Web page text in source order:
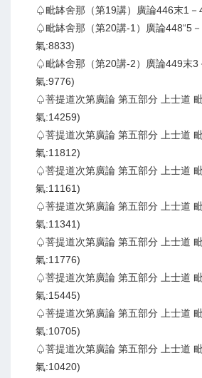
♤毗缽舍那（第19講）廣論446末1－
♤毗缽舍那（第20講-1）廣論448“5
氣:8833)
♤毗缽舍那（第20講-2）廣論449末3
氣:9776)
♤菩提道次第廣論 第五部分 上士道
氣:14259)
♤菩提道次第廣論 第五部分 上士道
氣:11812)
♤菩提道次第廣論 第五部分 上士道
氣:11161)
♤菩提道次第廣論 第五部分 上士道
氣:11341)
♤菩提道次第廣論 第五部分 上士道
氣:11776)
♤菩提道次第廣論 第五部分 上士道
氣:15445)
♤菩提道次第廣論 第五部分 上士道
氣:10705)
♤菩提道次第廣論 第五部分 上士道
氣:10420)